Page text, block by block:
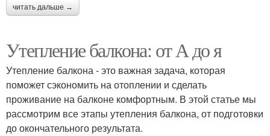
читать дальше →
Утепление балкона: от А до я
Утепление балкона - это важная задача, которая
поможет сэкономить на отоплении и сделать
проживание на балконе комфортным. В этой статье мы
рассмотрим все этапы утепления балкона, от подготовки
до окончательного результата.